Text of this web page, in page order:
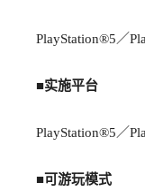
PlayStation®5／
■实施平台
PlayStation®5／
■可游玩模式